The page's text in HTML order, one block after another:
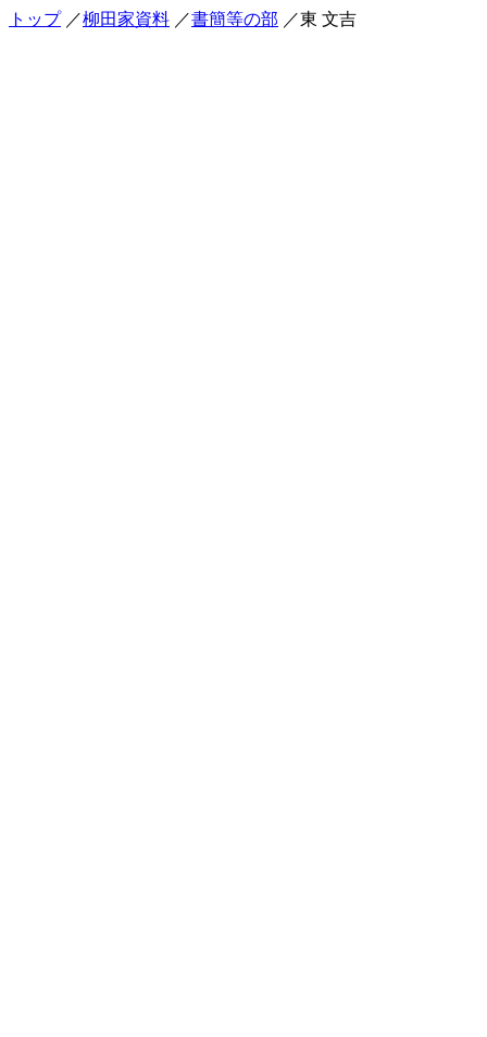
トップ ／柳田家資料 ／書簡等の部 ／東 文吉